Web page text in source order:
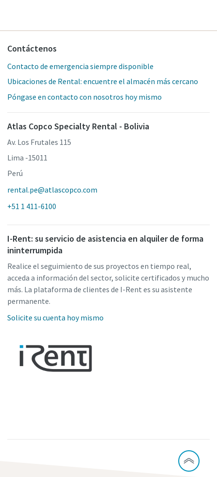
Contáctenos
Contacto de emergencia siempre disponible
Ubicaciones de Rental: encuentre el almacén más cercano
Póngase en contacto con nosotros hoy mismo
Atlas Copco Specialty Rental - Bolivia
Av. Los Frutales 115
Lima -15011
Perú
rental.pe@atlascopco.com
+51 1 411-6100
I-Rent: su servicio de asistencia en alquiler de forma
ininterrumpida
Realice el seguimiento de sus proyectos en tiempo real,
acceda a información del sector, solicite certificados y mucho
más. La plataforma de clientes de I-Rent es su asistente
permanente.
Solicite su cuenta hoy mismo